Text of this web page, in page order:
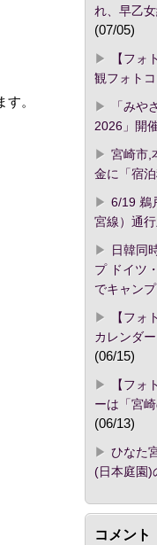
す。
れ、早乙
(07/05)
【フォ
観フォト
「みや
2026」開
宮崎市,
金に「宿
6/19 鵜
宮線）通
日韓同
プ ドイツ
でキャンプ
【フォ
カレンダ
(06/15)
【フォ
ーは「宮
(06/13)
ひなた
(日本庭園)
コメント